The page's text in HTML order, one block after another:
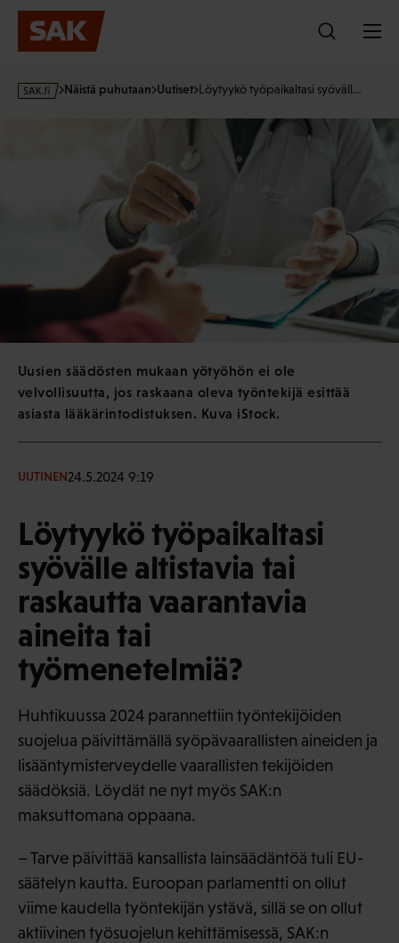
Hyppää
sisältöön
s
Näistä puhutaan Uutiset Löytyykö työpaikaltasi syöväll…
Uusien säädösten mukaan yötyöhön ei ole
velvollisuutta, jos raskaana oleva työntekijä esittää
asiasta lääkärintodistuksen. Kuva iStock.
UUTINEN24.5.2024 9:19
Löytyykö työpaikaltasi
syövälle altistavia tai
raskautta vaarantavia
aineita tai
työmenetelmiä?
Huhtikuussa 2024 parannettiin työntekijöiden
suojelua päivittämällä syöpävaarallisten aineiden ja
lisääntymisterveydelle vaarallisten tekijöiden
säädöksiä. Löydät ne nyt myös SAK:n
maksuttomana oppaana.
– Tarve päivittää kansallista lainsäädäntöä tuli EU-
säätelyn kautta. Euroopan parlamentti on ollut
viime kaudella työntekijän ystävä, sillä se on ollut
aktiivinen työsuojelun kehittämisessä, SAK:n